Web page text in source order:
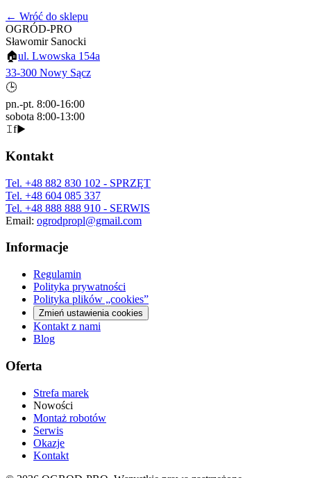
← Wróć do sklepu
OGRÓD-PRO
Sławomir Sanocki
🏠ul. Lwowska 154a
33-300 Nowy Sącz
🕒
pn.-pt. 8:00-16:00
sobota 8:00-13:00
𝙸f▶
Kontakt
Tel. +48 882 830 102 - SPRZĘT
Tel. +48 604 085 337
Tel. +48 888 888 910 - SERWIS
Email: ogrodpropl@gmail.com
Informacje
Regulamin
Polityka prywatności
Polityka plików „cookies”
Zmień ustawienia cookies
Kontakt z nami
Blog
Oferta
Strefa marek
Nowości
Montaż robotów
Serwis
Okazje
Kontakt